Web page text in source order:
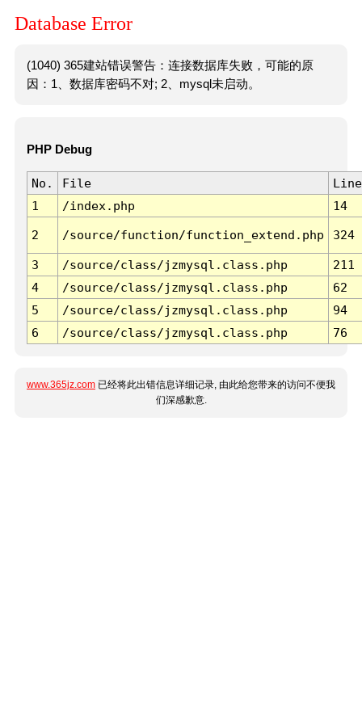
Database Error
(1040) 365建站错误警告：连接数据库失败，可能的原
因：1、数据库密码不对; 2、mysql未启动。
PHP Debug
No. File
Line
1
/index.php 14
2 /source/function/function_extend.php 324
3 /source/class/jzmysql.class.php
211
4
/source/class/jzmysql.class.php
62
5
/source/class/jzmysql.class.php
94
6
/source/class/jzmysql.class.php 76
www.365jz.com 已经将此出错信息详细记录, 由此给您带来的访问不便我
们深感歉意.